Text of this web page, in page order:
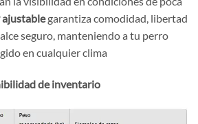
ajustablegarantiza comodidad, libertad
seguro, manteniendo a tu perro
en cualquier clima
de inventario